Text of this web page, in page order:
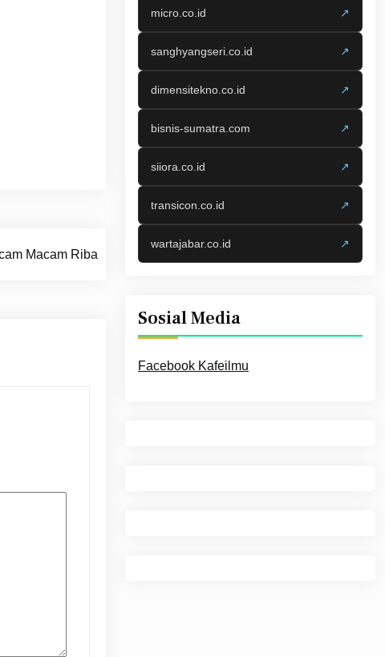
Macam Riba
micro.co.id ↗
sanghyangseri.co.id ↗
dimensitekno.co.id ↗
bisnis-sumatra.com ↗
siiora.co.id ↗
transicon.co.id ↗
wartajabar.co.id ↗
Sosial Media
Facebook Kafeilmu